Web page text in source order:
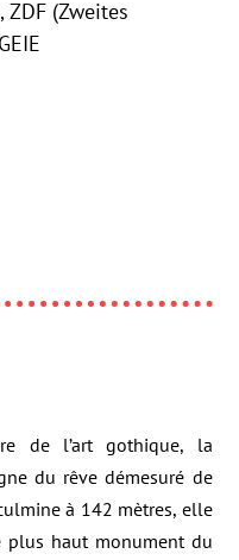
ZDF (Zweites
de l’art gothique, la
du rêve démesuré de
à 142 mètres, elle
plus haut monument du